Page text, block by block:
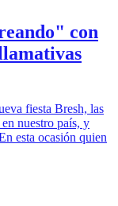
con
fiesta Bresh, las
nuestro país, y
esta ocasión quien